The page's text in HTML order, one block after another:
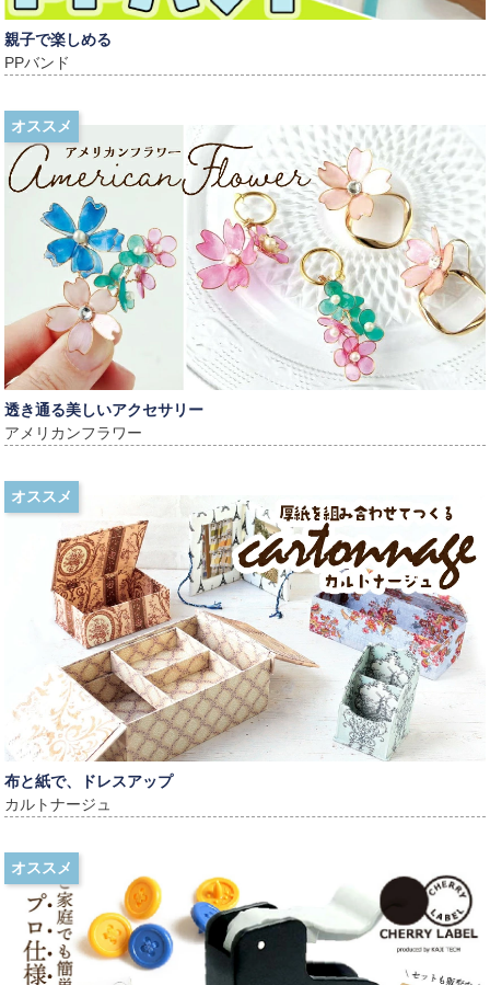
親子で楽しめる
PPバンド
オススメ
透き通る美しいアクセサリー
アメリカンフラワー
オススメ
布と紙で、ドレスアップ
カルトナージュ
オススメ